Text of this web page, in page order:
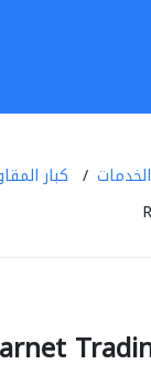
الخدمات
كبار